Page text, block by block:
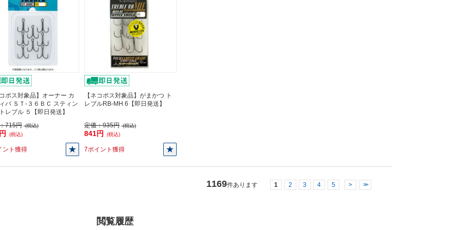
コポス対象品】オーナー カ
バ ＳＴ-３６ＢＣ スティン
レブル ５【即日発送】
715円 (税込)
(税込)
ント獲得
【ネコポス対象品】がまかつ ト
レブルRB-MH 6【即日発送】
定価：935円 (税込)
841円 (税込)
7ポイント獲得
1169件あります 1 2 3 4 5 > >>
閲覧履歴